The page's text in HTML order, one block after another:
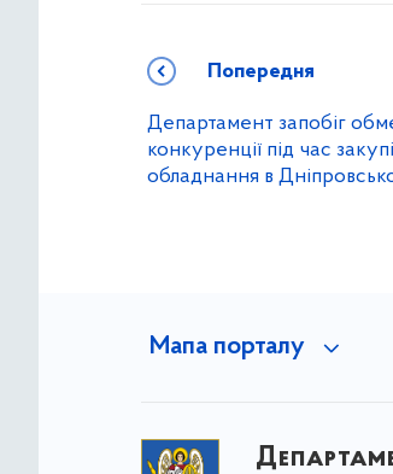
Попередня
Департамент запобіг
конкуренції під час
обладнання в
Мапа порталу